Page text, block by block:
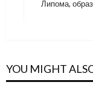
Липома,
YOU MIGHT